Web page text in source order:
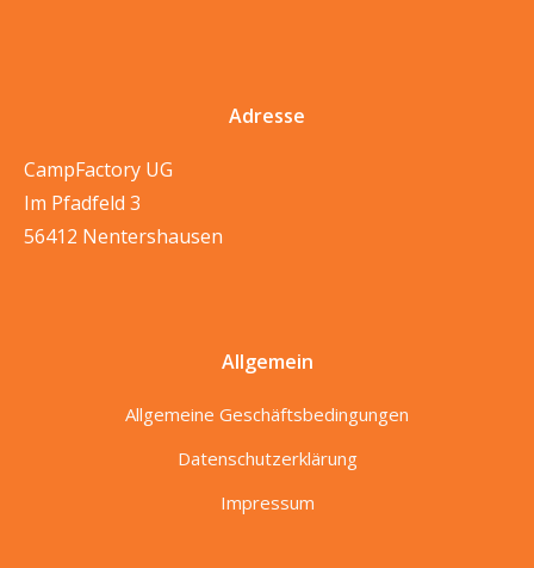
Adresse
CampFactory UG
Im Pfadfeld 3
56412 Nentershausen
Allgemein
Allgemeine Geschäftsbedingungen
Datenschutzerklärung
Impressum